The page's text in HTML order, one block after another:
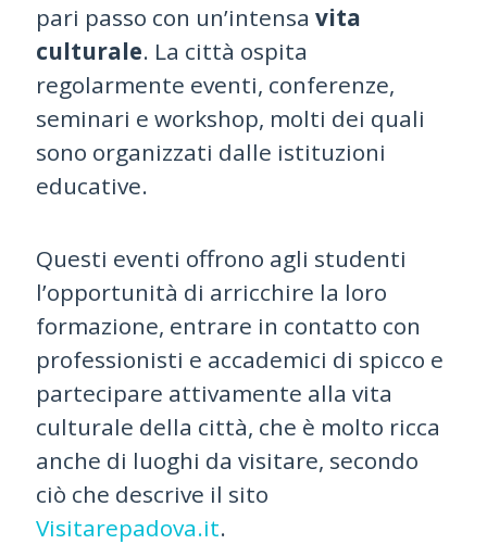
pari passo con un’intensa vita
culturale. La città ospita
regolarmente eventi, conferenze,
seminari e workshop, molti dei quali
sono organizzati dalle istituzioni
educative.
Questi eventi offrono agli studenti
l’opportunità di arricchire la loro
formazione, entrare in contatto con
professionisti e accademici di spicco e
partecipare attivamente alla vita
culturale della città, che è molto ricca
anche di luoghi da visitare, secondo
ciò che descrive il sito
Visitarepadova.it.